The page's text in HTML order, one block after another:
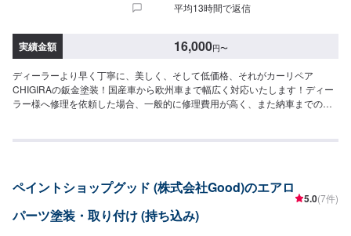
平均13時間で返信
実績金額 16,000円〜
ディーラーより早く丁寧に、美しく、そして低価格、それがカーリペア
CHIGIRAの鈑金塗装！国産車から欧州車まで幅広く対応いたします！ディー
ラー様へ修理を依頼した場合、一般的に修理費用が高く、また納車までの時
理を部品交換で対応してしまうから。私たちなら自社工場で即施工し、でき
い！--------------------------------------------------【1】オファーにてお問い合わせ
【2】お見積り【3】お見積りにご納得いただければ作業開始【4】仕上がり
次第納車□納期について□通常1週間程度で納車いたします。車種や作業内容
ペイントショップグッド (株式会社Good)のエアロ
パーツ塗装・取り付け (持ち込み)
5.0(7件)